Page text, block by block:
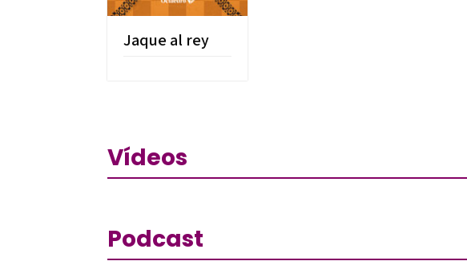
Jaque al rey
Vídeos
Podcast